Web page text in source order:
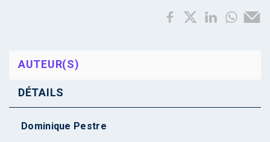
AUTEUR(S)
DÉTAILS
Dominique Pestre